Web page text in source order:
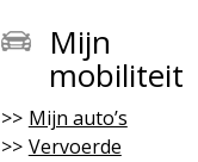
Mijn
mobiliteit
Mijn auto’s
Vervoerde